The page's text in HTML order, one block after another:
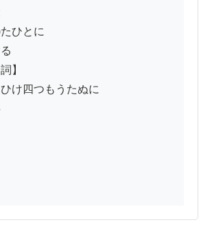
ひとに
】
け四つもうたぬに